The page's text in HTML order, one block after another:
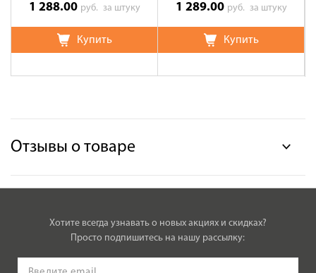
1 288.00 руб. за штуку
Купить
1 289.00 руб. за штуку
Купить
Отзывы о товаре
Хотите всегда узнавать о новых акциях и скидках?
Просто подпишитесь на нашу рассылку: